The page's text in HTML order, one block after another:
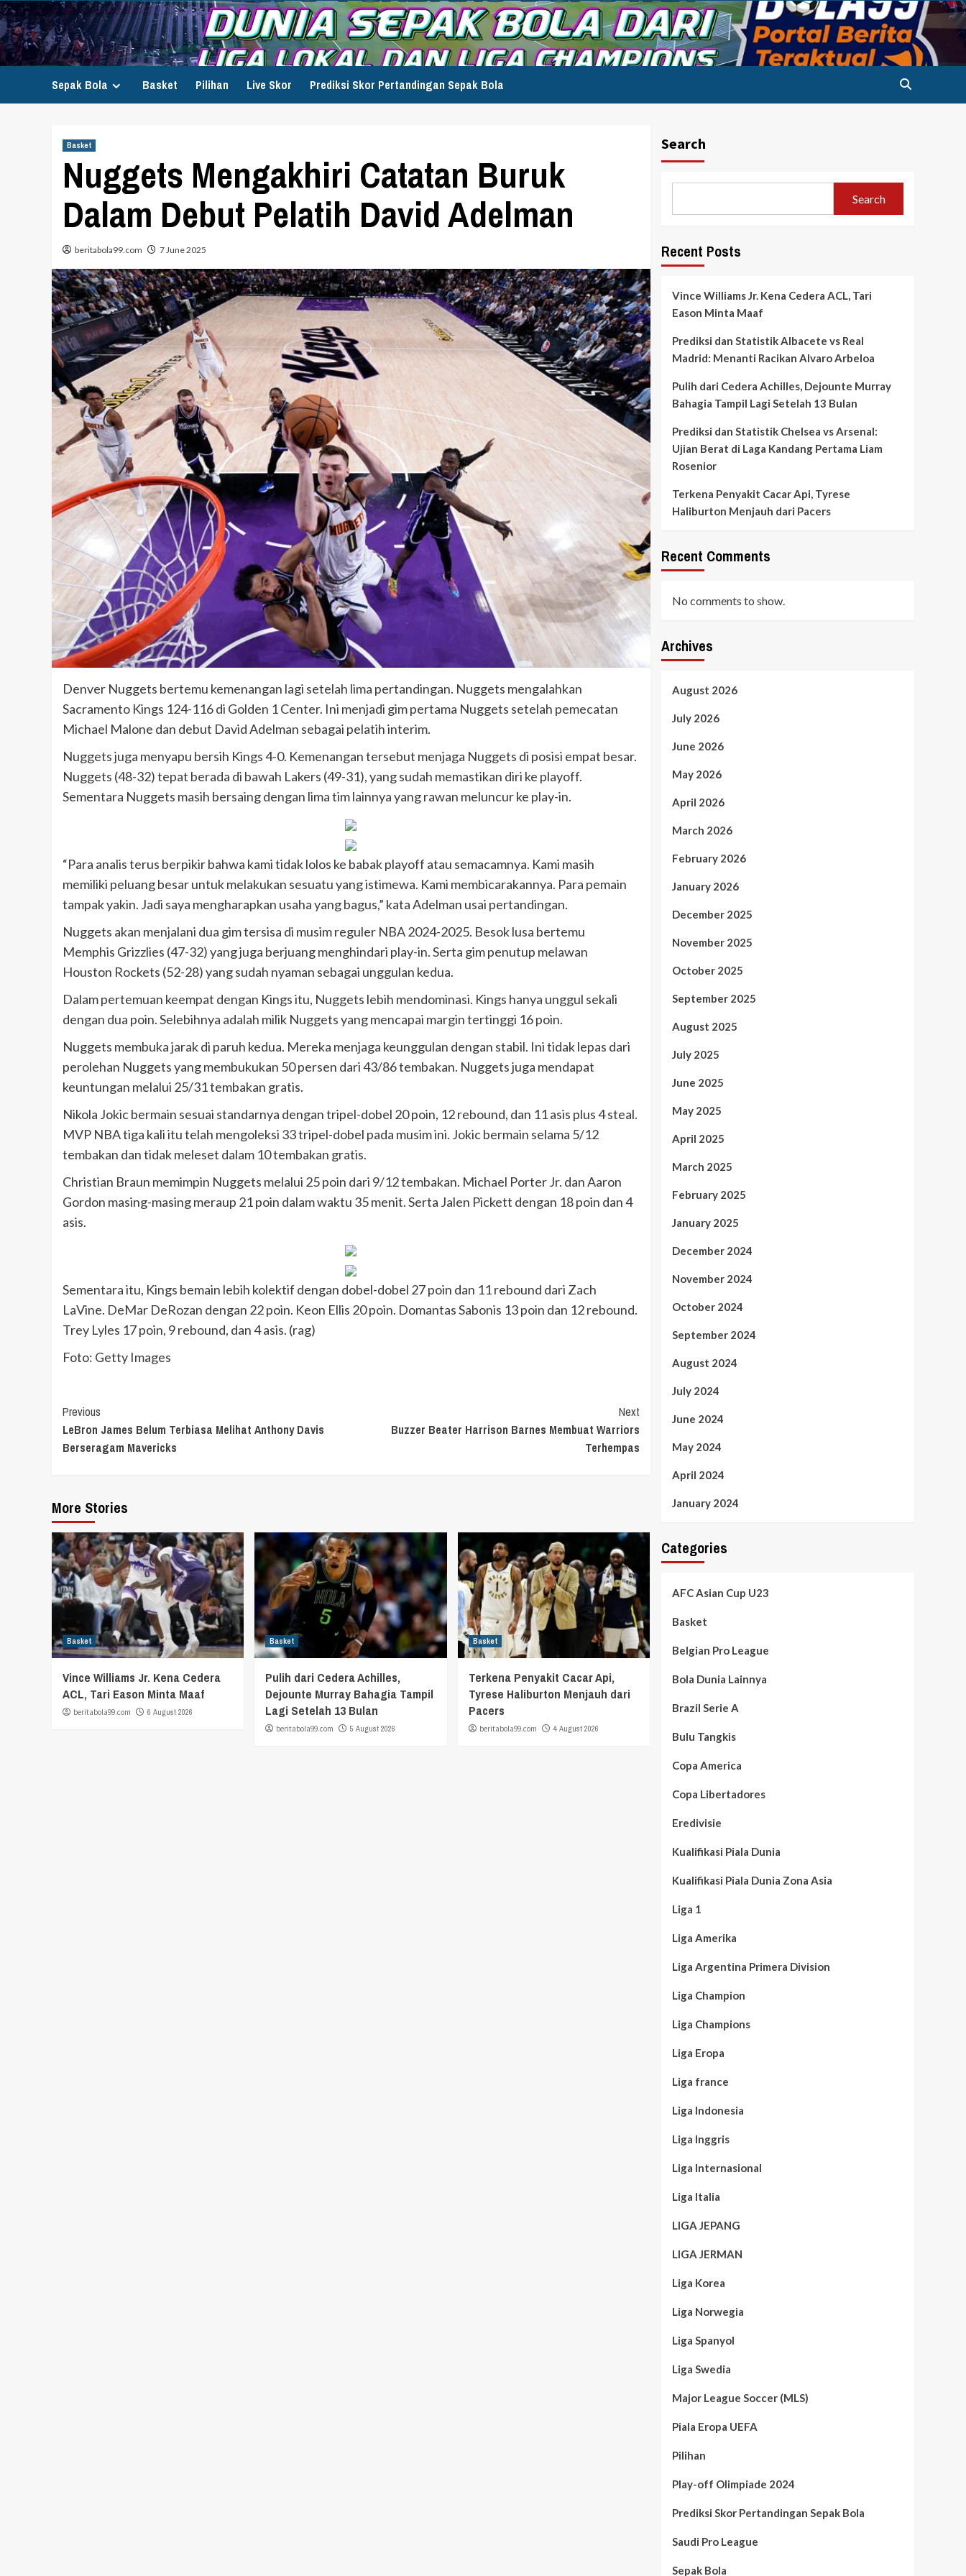
Skip
to
content
Sepak Bola Basket Pilihan Live Skor Prediksi Skor Pertandingan Sepak Bola
Basket
Nuggets Mengakhiri Catatan Buruk
Dalam Debut Pelatih David Adelman
beritabola99.com 7 June 2025
Denver Nuggets bertemu kemenangan lagi setelah lima pertandingan. Nuggets mengalahkan
Sacramento Kings 124-116 di Golden 1 Center. Ini menjadi gim pertama Nuggets setelah pemecatan
Michael Malone dan debut David Adelman sebagai pelatih interim.
Nuggets juga menyapu bersih Kings 4-0. Kemenangan tersebut menjaga Nuggets di posisi empat besar.
Nuggets (48-32) tepat berada di bawah Lakers (49-31), yang sudah memastikan diri ke playoff.
Sementara Nuggets masih bersaing dengan lima tim lainnya yang rawan meluncur ke play-in.
“Para analis terus berpikir bahwa kami tidak lolos ke babak playoff atau semacamnya. Kami masih
memiliki peluang besar untuk melakukan sesuatu yang istimewa. Kami membicarakannya. Para pemain
tampak yakin. Jadi saya mengharapkan usaha yang bagus,” kata Adelman usai pertandingan.
Nuggets akan menjalani dua gim tersisa di musim reguler NBA 2024-2025. Besok lusa bertemu
Memphis Grizzlies (47-32) yang juga berjuang menghindari play-in. Serta gim penutup melawan
Houston Rockets (52-28) yang sudah nyaman sebagai unggulan kedua.
Dalam pertemuan keempat dengan Kings itu, Nuggets lebih mendominasi. Kings hanya unggul sekali
dengan dua poin. Selebihnya adalah milik Nuggets yang mencapai margin tertinggi 16 poin.
Nuggets membuka jarak di paruh kedua. Mereka menjaga keunggulan dengan stabil. Ini tidak lepas dari
perolehan Nuggets yang membukukan 50 persen dari 43/86 tembakan. Nuggets juga mendapat
keuntungan melalui 25/31 tembakan gratis.
Nikola Jokic bermain sesuai standarnya dengan tripel-dobel 20 poin, 12 rebound, dan 11 asis plus 4 steal.
MVP NBA tiga kali itu telah mengoleksi 33 tripel-dobel pada musim ini. Jokic bermain selama 5/12
tembakan dan tidak meleset dalam 10 tembakan gratis.
Christian Braun memimpin Nuggets melalui 25 poin dari 9/12 tembakan. Michael Porter Jr. dan Aaron
Gordon masing-masing meraup 21 poin dalam waktu 35 menit. Serta Jalen Pickett dengan 18 poin dan 4
asis.
Sementara itu, Kings bemain lebih kolektif dengan dobel-dobel 27 poin dan 11 rebound dari Zach
LaVine. DeMar DeRozan dengan 22 poin. Keon Ellis 20 poin. Domantas Sabonis 13 poin dan 12 rebound.
Trey Lyles 17 poin, 9 rebound, dan 4 asis. (rag)
Foto: Getty Images
Continue
Reading
Previous
LeBron James Belum Terbiasa Melihat Anthony Davis
Berseragam Mavericks
Next
Buzzer Beater Harrison Barnes Membuat Warriors
Terhempas
More Stories
Basket
Vince Williams Jr. Kena Cedera
ACL, Tari Eason Minta Maaf
beritabola99.com 6 August 2026
Basket
Pulih dari Cedera Achilles,
Dejounte Murray Bahagia Tampil
Lagi Setelah 13 Bulan
beritabola99.com 5 August 2026
Basket
Terkena Penyakit Cacar Api,
Tyrese Haliburton Menjauh dari
Pacers
beritabola99.com 4 August 2026
Search
Search
Recent Posts
Vince Williams Jr. Kena Cedera ACL, Tari
Eason Minta Maaf
Prediksi dan Statistik Albacete vs Real
Madrid: Menanti Racikan Alvaro Arbeloa
Pulih dari Cedera Achilles, Dejounte Murray
Bahagia Tampil Lagi Setelah 13 Bulan
Prediksi dan Statistik Chelsea vs Arsenal:
Ujian Berat di Laga Kandang Pertama Liam
Rosenior
Terkena Penyakit Cacar Api, Tyrese
Haliburton Menjauh dari Pacers
Recent Comments
No comments to show.
Archives
August 2026
July 2026
June 2026
May 2026
April 2026
March 2026
February 2026
January 2026
December 2025
November 2025
October 2025
September 2025
August 2025
July 2025
June 2025
May 2025
April 2025
March 2025
February 2025
January 2025
December 2024
November 2024
October 2024
September 2024
August 2024
July 2024
June 2024
May 2024
April 2024
January 2024
Categories
AFC Asian Cup U23
Basket
Belgian Pro League
Bola Dunia Lainnya
Brazil Serie A
Bulu Tangkis
Copa America
Copa Libertadores
Eredivisie
Kualifikasi Piala Dunia
Kualifikasi Piala Dunia Zona Asia
Liga 1
Liga Amerika
Liga Argentina Primera Division
Liga Champion
Liga Champions
Liga Eropa
Liga france
Liga Indonesia
Liga Inggris
Liga Internasional
Liga Italia
LIGA JEPANG
LIGA JERMAN
Liga Korea
Liga Norwegia
Liga Spanyol
Liga Swedia
Major League Soccer (MLS)
Piala Eropa UEFA
Pilihan
Play-off Olimpiade 2024
Prediksi Skor Pertandingan Sepak Bola
Saudi Pro League
Sepak Bola